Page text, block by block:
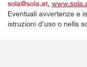
sola@sola.at,
Eventuali avvertenze e
istruzioni d'uso o nella